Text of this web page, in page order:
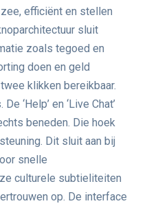
efficiënt en stellen
sluit
zoals tegoed en
doen en geld
klikken bereikbaar.
‘Help’ en ‘Live Chat’
beneden. Die hoek
Dit sluit aan bij
snelle
culturele subtieliteiten
op. De interface